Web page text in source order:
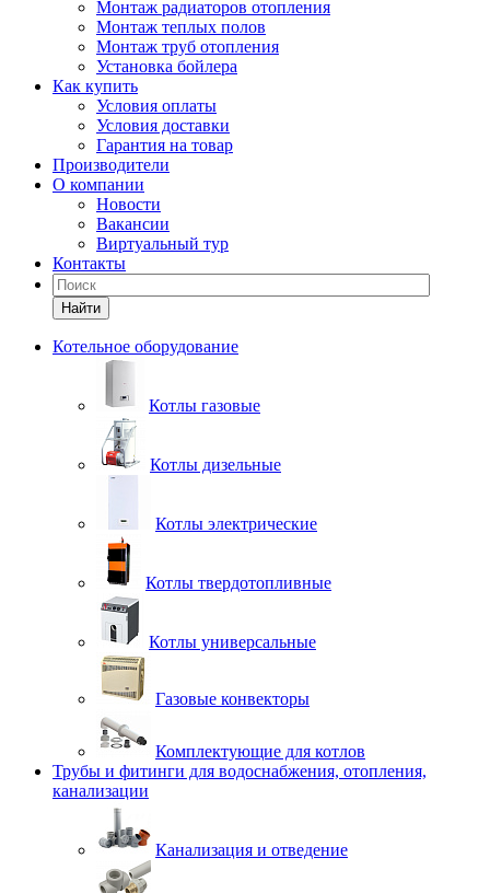
Монтаж радиаторов отопления
Монтаж теплых полов
Монтаж труб отопления
Установка бойлера
Как купить
Условия оплаты
Условия доставки
Гарантия на товар
Производители
О компании
Новости
Вакансии
Виртуальный тур
Контакты
Найти
Котельное оборудование
Котлы газовые
Котлы дизельные
Котлы электрические
Котлы твердотопливные
Котлы универсальные
Газовые конвекторы
Комплектующие для котлов
Трубы и фитинги для водоснабжения, отопления,
канализации
Канализация и отведение